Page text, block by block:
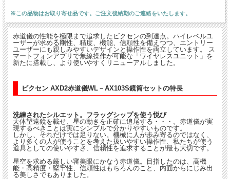
※この品物はお取り寄せ品です。ご注文後納期のご連絡をいたします。
赤道儀の性能を極限まで追求したビクセンの到達点。ハイレベルユ
ーザーが求める剛性、精度、機能、信頼性を備えつつ、エントリー
ユーザーにも親しみやすいデザインと操作性を両立しています。 ス
マートフォンアプリで無線操作が可能な「ワイヤレスユニット」を
新たに搭載し、より使いやすくリニューアルしました。
ビクセン AXD2赤道儀WL－AX103S鏡筒セットの特長
洗練されたシルエット。フラッグシップを使う悦び
天体望遠鏡を載せ、星の動きを正確に追尾する・・・。赤道儀が実
現するべきことは実にシンプルで分かりやすいものです。
しかし、それだけでは足りない。機械に人が歩み寄るのではなく、
より多くの人が使うことを考えた扱いやすい操作性、私たちが使う
道具としての使いやすさ、信頼性を追求することが最も大切です。
星空を求める厳しい審美眼にかなう赤道儀。目指したのは、高機
能・高精度・堅牢性、信頼性はもちろんのこと、内面からにじみ出
る美しさでもありました。